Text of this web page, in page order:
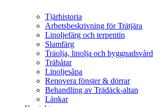
Tjärhistoria
Arbetsbeskrivning för Trätjära
Linoljefärg och terpentin
Slamfärg
Träolja, linolja och byggnadsvård
Träbåtar
Linoljesåpa
Renovera fönster & dörrar
Behandling av Trädäck-altan
Länkar